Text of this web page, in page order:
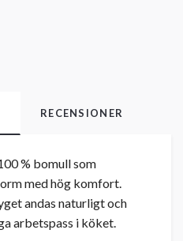
RECENSIONER
% bomull som
med hög komfort.
andas naturligt och
arbetspass i köket.